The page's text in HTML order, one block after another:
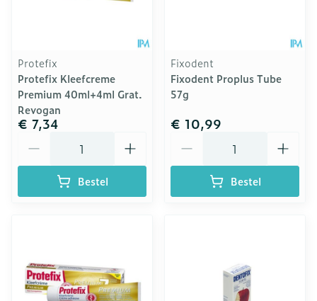
Protefix
Protefix Kleefcreme
Premium 40ml+4ml Grat.
Revogan
€ 7,34
Bestel
Fixodent
Fixodent Proplus Tube
57g
€ 10,99
Bestel